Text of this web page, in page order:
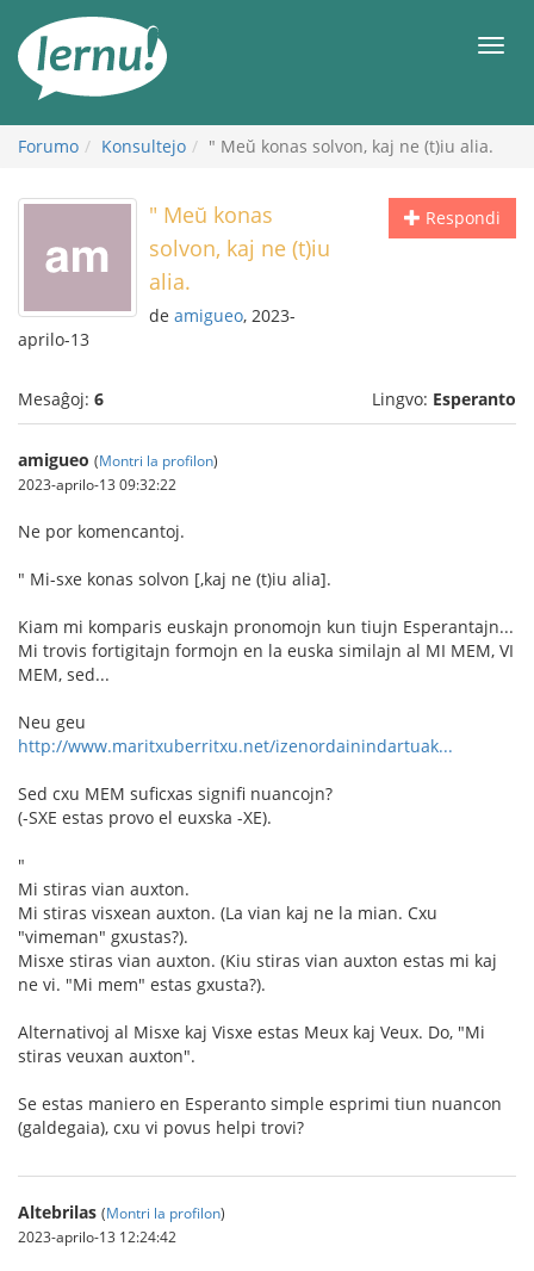
enhavo
Forumo Konsultejo " Meŭ konas solvon, kaj ne (t)iu alia.
Respondi
" Meŭ konas
solvon, kaj ne (t)iu
alia.
de amigueo, 2023-
aprilo-13
Mesaĝoj: 6 Lingvo: Esperanto
amigueo (Montri la profilon)
2023-aprilo-13 09:32:22
Ne por komencantoj.
" Mi-sxe konas solvon [,kaj ne (t)iu alia].
Kiam mi komparis euskajn pronomojn kun tiujn Esperantajn...
Mi trovis fortigitajn formojn en la euska similajn al MI MEM, VI
MEM, sed...
Neu geu
http://www.maritxuberritxu.net/izenordainindartuak...
Sed cxu MEM suficxas signifi nuancojn?
(-SXE estas provo el euxska -XE).
"
Mi stiras vian auxton.
Mi stiras visxean auxton. (La vian kaj ne la mian. Cxu
"vimeman" gxustas?).
Misxe stiras vian auxton. (Kiu stiras vian auxton estas mi kaj
ne vi. "Mi mem" estas gxusta?).
Alternativoj al Misxe kaj Visxe estas Meux kaj Veux. Do, "Mi
stiras veuxan auxton".
Se estas maniero en Esperanto simple esprimi tiun nuancon
(galdegaia), cxu vi povus helpi trovi?
Altebrilas (Montri la profilon)
2023-aprilo-13 12:24:42